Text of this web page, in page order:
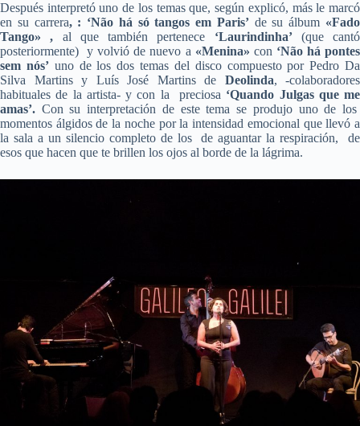
Después interpretó uno de los temas que, según explicó, más le marcó
en su carrera, : ‘Não há só tangos em Paris’ de su álbum «Fado
Tango» , al que también pertenece ‘Laurindinha’(que cantó
posteriormente) y volvió de nuevo a «Menina» con ‘Não há pontes
sem nós’uno de los dos temas del disco compuesto por Pedro Da
Silva Martins y Luís José Martins de Deolinda, -colaboradores
habituales de la artista- y con la preciosa ‘Quando Julgas que me
amas’. Con su interpretación de este tema se produjo uno de los
momentos álgidos de la noche por la intensidad emocional que llevó a
la sala a un silencio completo de los de aguantar la respiración,
de
esos que hacen que te brillen los ojos al borde de la lágrima.